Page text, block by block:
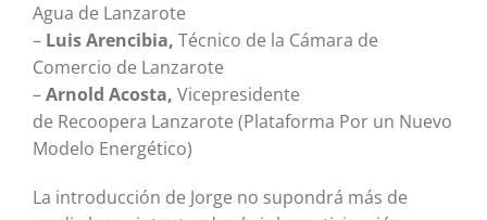
Agua de Lanzarote
– Luis Arencibia, Técnico de la Cámara de
Comercio de Lanzarote
–Arnold Acosta, Vicepresidente
de Recoopera Lanzarote (Plataforma Por un Nuevo
Modelo Energético)
La introducción de Jorge no supondrá más de